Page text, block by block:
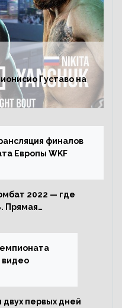
Густаво на
финалов
Европы WKF
2022 — где
Прямая
видео
первых дней